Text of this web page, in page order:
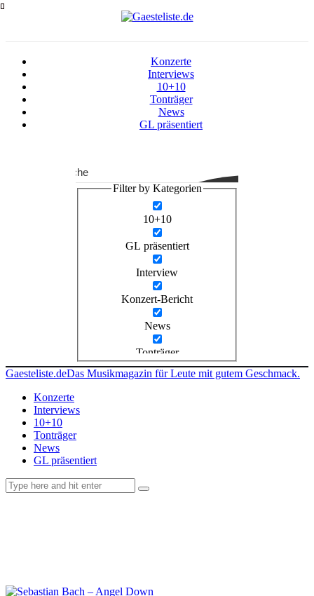
Konzerte
Interviews
10+10
Tonträger
News
GL präsentiert
Suche
Filter by Kategorien
10+10
GL präsentiert
Interview
Konzert-Bericht
News
Tonträger
Gaesteliste.deDas Musikmagazin für Leute mit gutem Geschmack.
Konzerte
Interviews
10+10
Tonträger
News
GL präsentiert